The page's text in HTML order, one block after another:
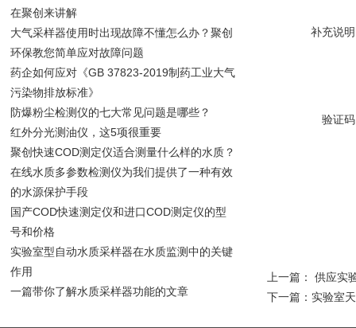
补充说
验证
上一篇： 供应实
下一篇： 实验室
在聚创来讲解
大气采样器使用时出现故障不懂怎么办？聚创
环保教您简单应对故障问题
药企如何应对《GB 37823-2019制药工业大气
污染物排放标准》
防爆粉尘检测仪的七大常见问题是哪些？
红外分光测油仪，这5项很重要
聚创快速COD测定仪适合测量什么样的水质？
在线水质多参数检测仪为我们提供了一种有效
的水源保护手段
国产COD快速测定仪和进口COD测定仪的型
号和价格
实验室型自动水质采样器在水质监测中的关键
作用
一篇带你了解水质采样器功能的文章